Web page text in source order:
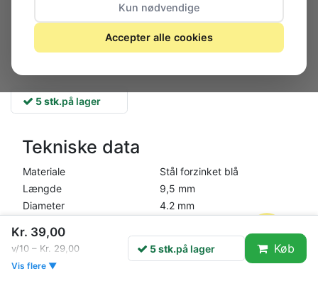
5 stk.på lager
Tekniske data
Materiale
Stål forzinket blå
Længde
9,5 mm
Diameter
4.2 mm
Med Phillips krydshoved
Kr. 39,00
v/10 – Kr. 29,00
Vis flere ▼
5 stk.på lager Køb
Kun nødvendige
Accepter alle cookies